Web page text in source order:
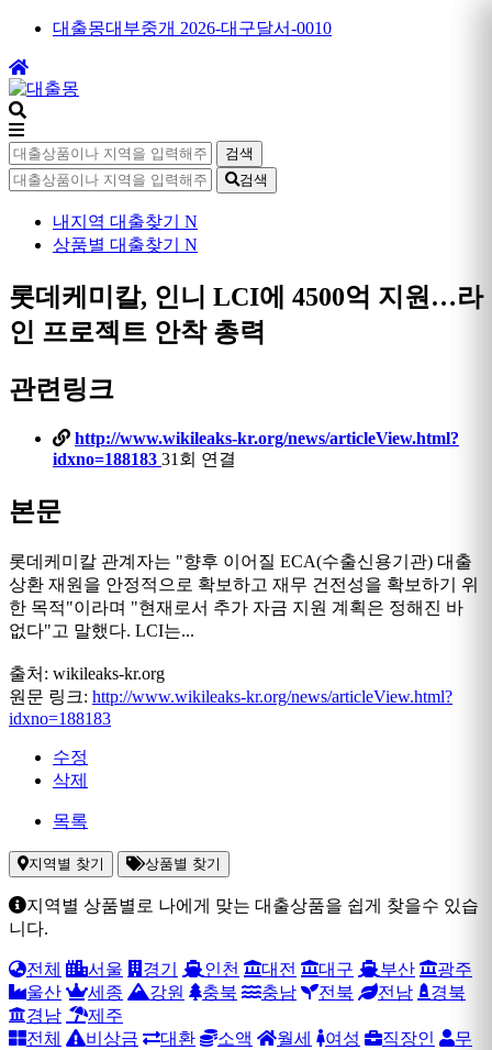
대출몽대부중개 2026-대구달서-0010
검색
검색
내지역 대출찾기
N
상품별 대출찾기
N
롯데케미칼, 인니 LCI에 4500억 지원…라
인 프로젝트 안착 총력
관련링크
http://www.wikileaks-kr.org/news/articleView.html?
idxno=188183 31회 연결
본문
롯데케미칼 관계자는 "향후 이어질 ECA(수출신용기관) 대출
상환 재원을 안정적으로 확보하고 재무 건전성을 확보하기 위
한 목적"이라며 "현재로서 추가 자금 지원 계획은 정해진 바
없다"고 말했다. LCI는...
출처: wikileaks-kr.org
원문 링크: http://www.wikileaks-kr.org/news/articleView.html?
idxno=188183
수정
삭제
목록
지역별 찾기 상품별 찾기
지역별 상품별로 나에게 맞는 대출상품을 쉽게 찾을수 있습
니다.
전체 서울 경기 인천 대전 대구 부산
광주
울산
세종 강원 충북 충남 전북 전남
경북
경남
제주
전체
비상금 대환 소액 월세 여성 직장인
무